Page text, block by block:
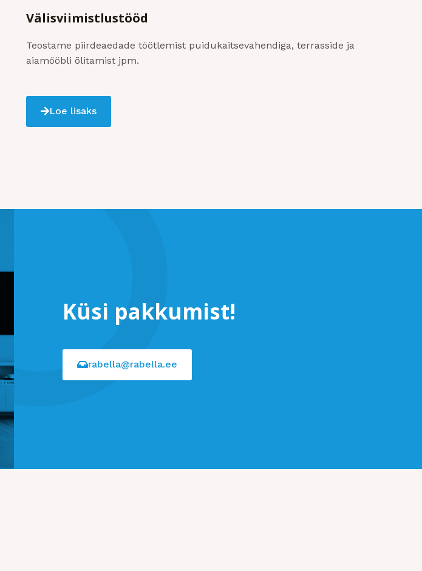
Välisviimistlustööd
Teostame piirdeaedade töötlemist puidukaitsevahendiga, terrasside ja
aiamööbli õlitamist jpm.
Loe lisaks
Küsi pakkumist!
rabella@rabella.ee